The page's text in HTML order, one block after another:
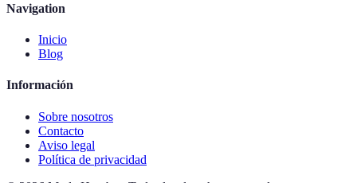
Navigation
Inicio
Blog
Información
Sobre nosotros
Contacto
Aviso legal
Política de privacidad